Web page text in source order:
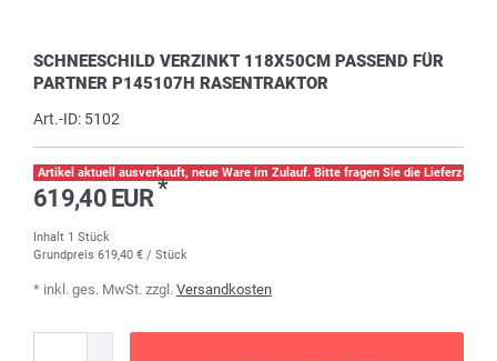
SCHNEESCHILD VERZINKT 118X50CM PASSEND FÜR
PARTNER P145107H RASENTRAKTOR
Art.-ID: 5102
Artikel aktuell ausverkauft, neue Ware im Zulauf. Bitte fragen Sie die Lieferzeit
619,40 EUR*
Inhalt 1 Stück
Grundpreis 619,40 € / Stück
* inkl. ges. MwSt. zzgl. Versandkosten